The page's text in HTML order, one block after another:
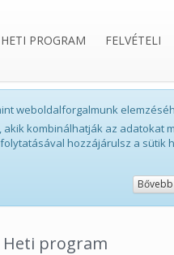
HETI PROGRAM FELVÉTELI
weboldalforgalmunk
kombinálhatják az adatokat
hozzájárulsz a sütik
Heti program